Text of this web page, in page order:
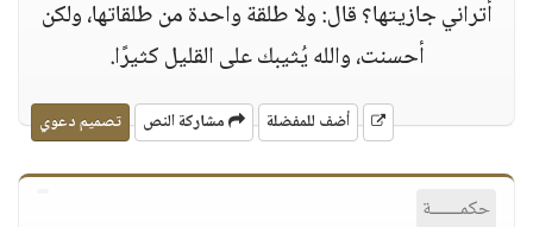
أتراني جازيتها؟ قال: ولا طلقة واحدة من طلقاتها، ولكن
أحسنت، والله يُثيبك على القليل كثيرًا.
أضف للمفضلة مشاركة النص تصميم دعوي
حكمــــــة